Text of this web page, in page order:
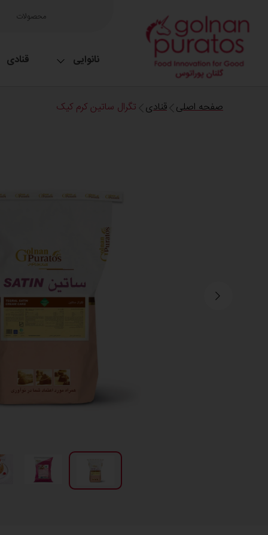
محصولات
نانوایی قنادی
صفحه اصلی قنادی تگرال ساتین کرم کیک